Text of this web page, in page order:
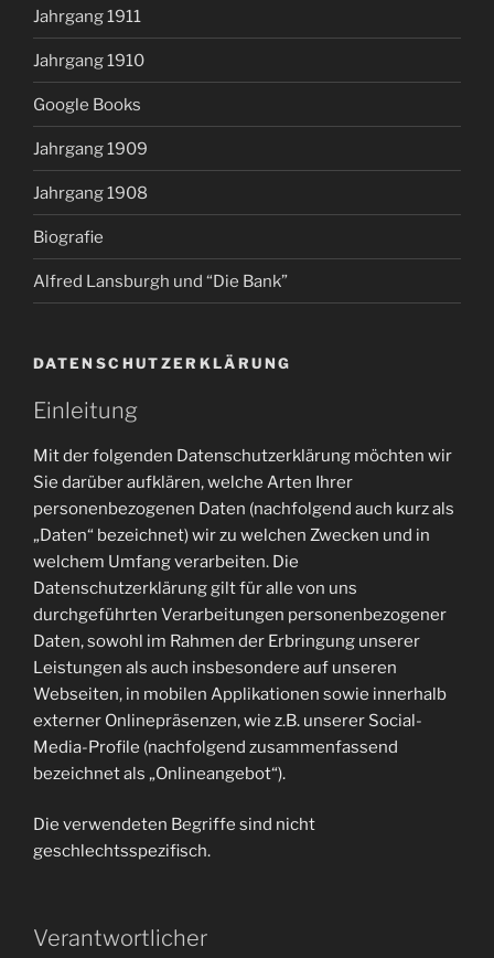
Jahrgang 1911
Jahrgang 1910
Google Books
Jahrgang 1909
Jahrgang 1908
Biografie
Alfred Lansburgh und “Die Bank”
DATENSCHUTZERKLÄRUNG
Einleitung
Mit der folgenden Datenschutzerklärung möchten wir
Sie darüber aufklären, welche Arten Ihrer
personenbezogenen Daten (nachfolgend auch kurz als
„Daten“ bezeichnet) wir zu welchen Zwecken und in
welchem Umfang verarbeiten. Die
Datenschutzerklärung gilt für alle von uns
durchgeführten Verarbeitungen personenbezogener
Daten, sowohl im Rahmen der Erbringung unserer
Leistungen als auch insbesondere auf unseren
Webseiten, in mobilen Applikationen sowie innerhalb
externer Onlinepräsenzen, wie z.B. unserer Social-
Media-Profile (nachfolgend zusammenfassend
bezeichnet als „Onlineangebot“).
Die verwendeten Begriffe sind nicht
geschlechtsspezifisch.
Verantwortlicher